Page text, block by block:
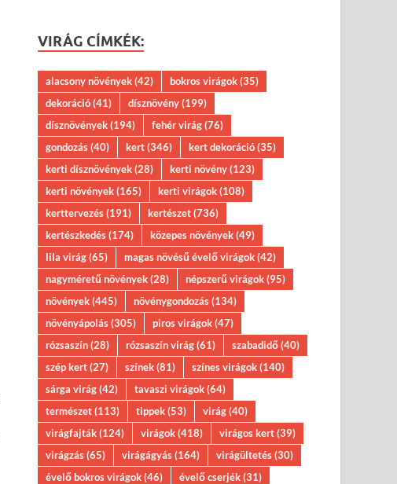
VIRÁG CÍMKÉK:
alacsony növények(42) bokros virágok(35)
dekoráció(41) dísznövény(199)
dísznövények(194) fehér virág(76)
gondozás(40) kert(346) kert dekoráció(35)
kerti dísznövények(28) kerti növény(123)
kerti növények(165) kerti virágok(108)
kerttervezés(191) kertészet(736)
kertészkedés(174) közepes növények(49)
lila virág(65) magas növésű évelő virágok(42)
nagyméretű növények(28) népszerű virágok(95)
növények(445) növénygondozás(134)
növényápolás(305) piros virágok(47)
rózsaszín(28) rózsaszín virág(61) szabadidő(40)
szép kert(27) színek(81) színes virágok(140)
sárga virág(42) tavaszi virágok(64)
természet(113) tippek(53) virág(40)
virágfajták(124) virágok(418) virágos kert(39)
virágzás(65) virágágyás(164) virágültetés(30)
évelő bokros virágok(46) évelő cserjék(31)